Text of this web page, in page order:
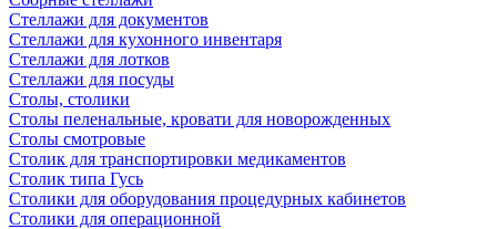
Стеллажи для документов
Стеллажи для кухонного инвентаря
Стеллажи для лотков
Стеллажи для посуды
Столы, столики
Столы пеленальные, кровати для новорожденных
Столы смотровые
Столик для транспортировки медикаментов
Столик типа Гусь
Столики для оборудования процедурных кабинетов
Столики для операционной